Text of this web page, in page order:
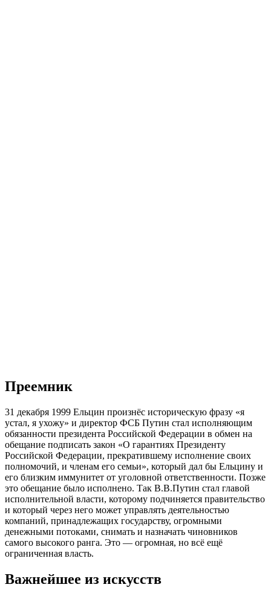
Преемник
31 декабря 1999 Ельцин произнёс историческую фразу «я
устал, я ухожу» и директор ФСБ Путин стал исполняющим
обязанности президента Российской Федерации в обмен на
обещание подписать закон «О гарантиях Президенту
Российской Федерации, прекратившему исполнение своих
полномочий, и членам его семьи», который дал бы Ельцину и
его близким иммунитет от уголовной ответственности. Позже
это обещание было исполнено. Так В.В.Путин стал главой
исполнительной власти, которому подчиняется правительство
и который через него может управлять деятельностью
компаний, принадлежащих государству, огромными
денежными потоками, снимать и назначать чиновников
самого высокого ранга. Это — огромная, но всё ещё
ограниченная власть.
Важнейшее из искусств